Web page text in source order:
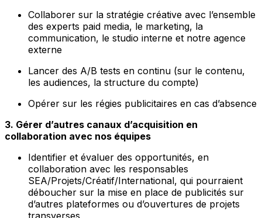
Collaborer sur la stratégie créative avec l’ensemble
des experts paid media, le marketing, la
communication, le studio interne et notre agence
externe
Lancer des A/B tests en continu (sur le contenu,
les audiences, la structure du compte)
Opérer sur les régies publicitaires en cas d’absence
3. Gérer d’autres canaux d’acquisition en
collaboration avec nos équipes
Identifier et évaluer des opportunités, en
collaboration avec les responsables
SEA/Projets/Créatif/International, qui pourraient
déboucher sur la mise en place de publicités sur
d’autres plateformes ou d’ouvertures de projets
transverses